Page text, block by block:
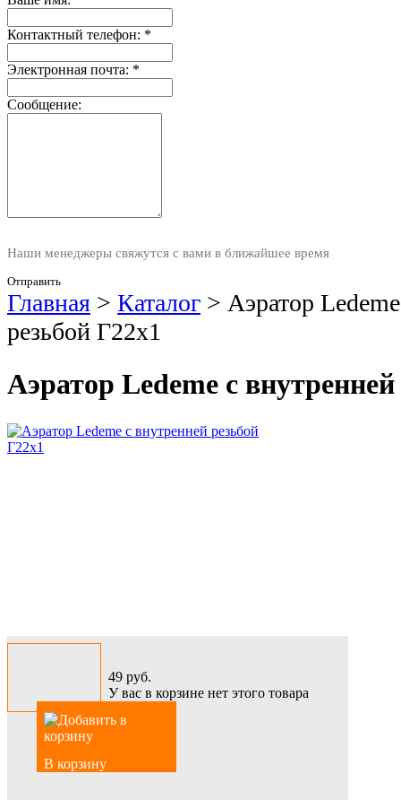
Контактный телефон: *
Электронная почта: *
Сообщение:
Наши менеджеры свяжутся с вами в ближайшее время
Отправить
Главная > Каталог > Аэратор
резьбой Г22х1
Аэратор Ledeme c
49 руб.
У вас в корзине нет этого товара
В корзину